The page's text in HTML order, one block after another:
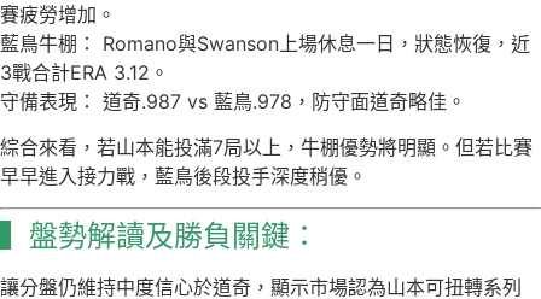
賽疲勞增加。
藍鳥牛棚： Romano與Swanson上場休息一日，狀態恢復，近
3戰合計ERA 3.12。
守備表現： 道奇.987 vs 藍鳥.978，防守面道奇略佳。
綜合來看，若山本能投滿7局以上，牛棚優勢將明顯。但若比賽
早早進入接力戰，藍鳥後段投手深度稍優。
▍盤勢解讀及勝負關鍵：
讓分盤仍維持中度信心於道奇，顯示市場認為山本可扭轉系列